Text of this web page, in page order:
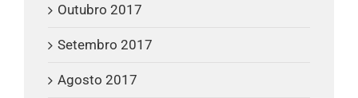
Outubro 2017
Setembro 2017
Agosto 2017